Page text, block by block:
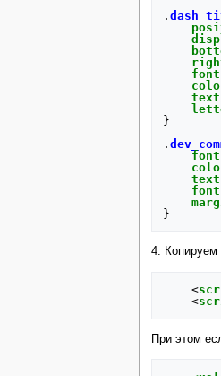
.
}
.
}
4. Копируем
<
<
При этом